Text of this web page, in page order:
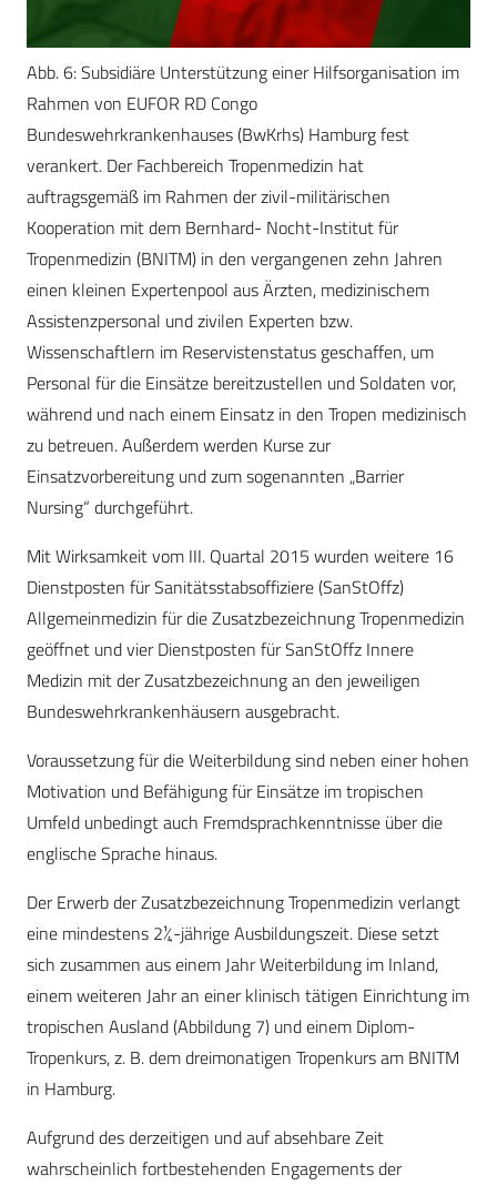
Abb. 6: Subsidiäre Unterstützung einer Hilfsorganisation im
Rahmen von EUFOR RD Congo
Bundeswehrkrankenhauses (BwKrhs) Hamburg fest
verankert. Der Fachbereich Tropenmedizin hat
auftragsgemäß im Rahmen der zivil-militärischen
Kooperation mit dem Bernhard- Nocht-Institut für
Tropenmedizin (BNITM) in den vergangenen zehn Jahren
einen kleinen Expertenpool aus Ärzten, medizinischem
Assistenzpersonal und zivilen Experten bzw.
Wissenschaftlern im Reservistenstatus geschaffen, um
Personal für die Einsätze bereitzustellen und Soldaten vor,
während und nach einem Einsatz in den Tropen medizinisch
zu betreuen. Außerdem werden Kurse zur
Einsatzvorbereitung und zum sogenannten „Barrier
Nursing“ durchgeführt.
Mit Wirksamkeit vom III. Quartal 2015 wurden weitere 16
Dienstposten für Sanitätsstabsoffiziere (SanStOffz)
Allgemeinmedizin für die Zusatzbezeichnung Tropenmedizin
geöffnet und vier Dienstposten für SanStOffz Innere
Medizin mit der Zusatzbezeichnung an den jeweiligen
Bundeswehrkrankenhäusern ausgebracht.
Voraussetzung für die Weiterbildung sind neben einer hohen
Motivation und Befähigung für Einsätze im tropischen
Umfeld unbedingt auch Fremdsprachkenntnisse über die
englische Sprache hinaus.
Der Erwerb der Zusatzbezeichnung Tropenmedizin verlangt
eine mindestens 2¼-jährige Ausbildungszeit. Diese setzt
sich zusammen aus einem Jahr Weiterbildung im Inland,
einem weiteren Jahr an einer klinisch tätigen Einrichtung im
tropischen Ausland (Abbildung 7) und einem Diplom-
Tropenkurs, z. B. dem dreimonatigen Tropenkurs am BNITM
in Hamburg.
Aufgrund des derzeitigen und auf absehbare Zeit
wahrscheinlich fortbestehenden Engagements der